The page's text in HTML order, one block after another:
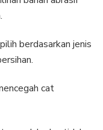
berdasarkan jenis
cat